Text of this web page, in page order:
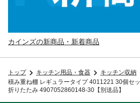
カインズの新商品・新着商品
トップ キッチン用品・食器 キッチン収納
積み重ね棚 レギュラータイプ 4011221 30個セ
折りたたみ 4907052860148-30【別送品】